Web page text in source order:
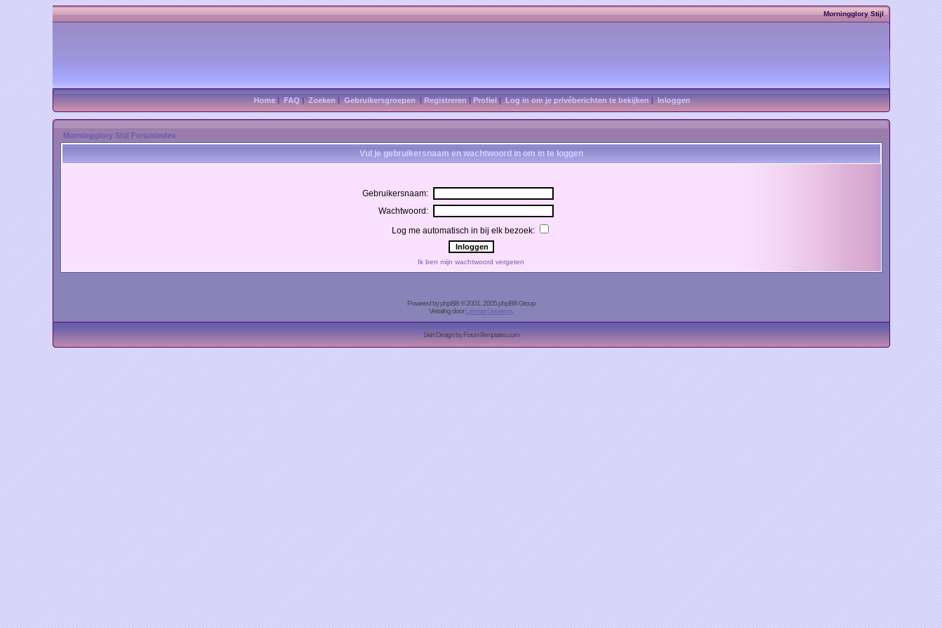
Morningglory Stijl
Home|FAQ|Zoeken|Gebruikersgroepen|Registreren|Profiel|Log in om je privéberichten te bekijken|Inloggen
Morningglory Stijl Forumindex
Vul je gebruikersnaam en wachtwoord in om in te loggen
Gebruikersnaam:
Wachtwoord:
Log me automatisch in bij elk bezoek:
Ik ben mijn wachtwoord vergeten
Powered byphpBB© 2001, 2005 phpBB Group
Vertaling doorLennart Goosens
Skin Design by ForumTemplates.com